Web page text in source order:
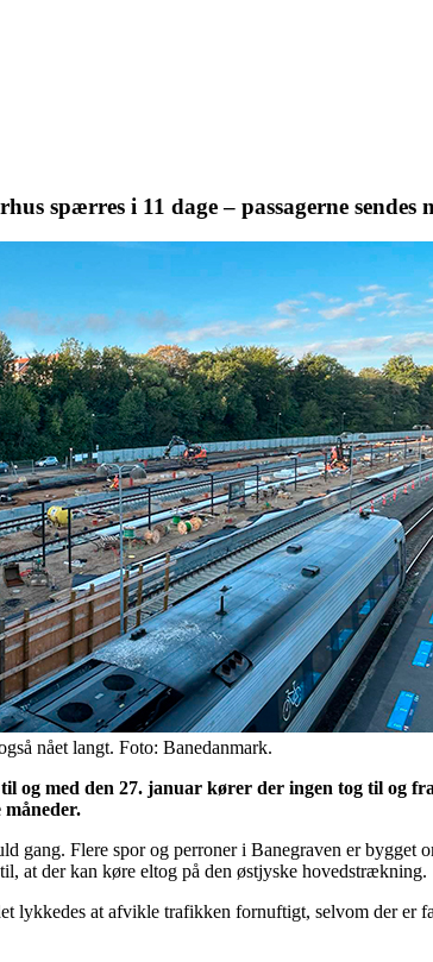
spærres i 11 dage – passagerne sendes
nået langt. Foto: Banedanmark.
og med den 27. januar kører der ingen tog til og
gang. Flere spor og perroner i Banegraven er bygget
at der kan køre eltog på den østjyske hovedstrækning.
lykkedes at afvikle trafikken fornuftigt, selvom der